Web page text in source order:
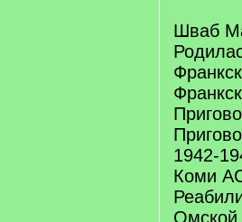
Шваб
1942-
Коми
Омской